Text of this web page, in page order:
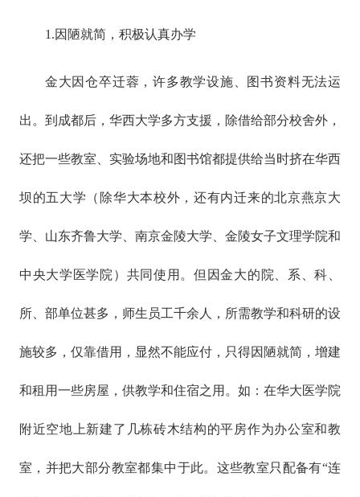
1.因陋就简，积极认真办学
金大因仓卒迁蓉，许多教学设施、图书资料无法运
出。到成都后，华西大学多方支援，除借给部分校舍外，
还把一些教室、实验场地和图书馆都提供给当时挤在华西
坝的五大学（除华大本校外，还有内迁来的北京燕京大
学、山东齐鲁大学、南京金陵大学、金陵女子文理学院和
中央大学医学院）共同使用。但因金大的院、系、科、
所、部单位甚多，师生员工千余人，所需教学和科研的设
施较多，仅靠借用，显然不能应付，只得因陋就简，增建
和租用一些房屋，供教学和住宿之用。如：在华大医学院
附近空地上新建了几栋砖木结构的平房作为办公室和教
室，并把大部分教室都集中于此。这些教室只配备有“连